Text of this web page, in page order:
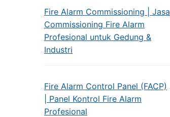
Fire Alarm Commissioning | Jasa
Commissioning Fire Alarm
Profesional untuk Gedung &
Industri
Fire Alarm Control Panel (FACP)
| Panel Kontrol Fire Alarm
Profesional